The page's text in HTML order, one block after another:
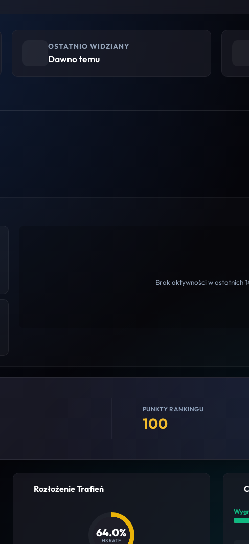
OSTATNIO WIDZIANY
Dawno temu
Brak aktywności w ostatnich
PUNKTY RANKINGU
100
Rozłożenie Trafień
64.0%
HS RATE